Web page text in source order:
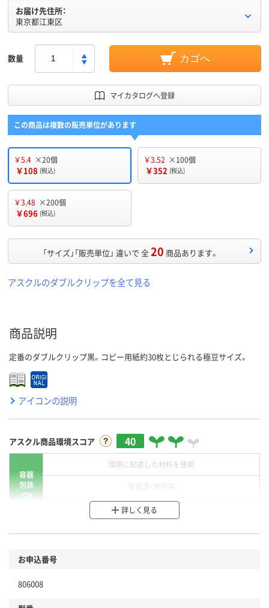
お届け先住所：
東京都江東区
数量 カゴへ
マイカタログへ登録
この商品は複数の販売単位があります
￥5.4 ×20個
￥108 (税込)
￥3.52 ×100個
￥352 (税込)
￥3.48 ×200個
￥696 (税込)
「サイズ」「販売単位」 違いで 全20 商品あります。
アスクルのダブルクリップを全て見る
商品説明
定番のダブルクリップ黒。コピー用紙約30枚とじられる極豆サイズ。
アイコンの説明
アスクル商品環境スコア 40
容器
包装
環境に配慮した材料を使用
分別・リサイクルしやすい設計
本体
詳しく見る
お申込番号
806008